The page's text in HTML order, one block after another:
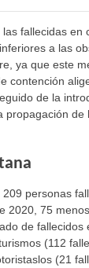
fallecidas en
a las
ya que este
contención
de la
propagación de
209 personas
2020, 75
de fallecidos
(112
(21